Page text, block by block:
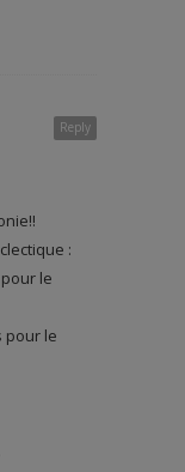
Reply
:
le
pour le